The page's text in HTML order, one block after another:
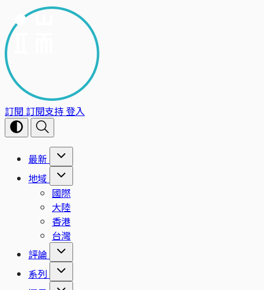
訂閱 訂閱支持登入
最新
地域
國際
大陸
香港
台灣
評論
系列